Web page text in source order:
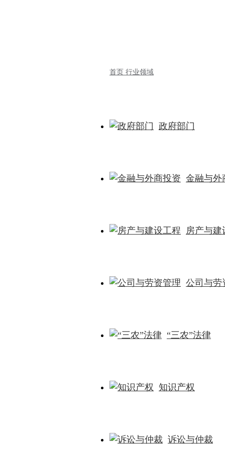
首页 行业领域
政府部门
金融与外
房产与建
公司与劳
“三农”法律
知识产权
诉讼与仲裁